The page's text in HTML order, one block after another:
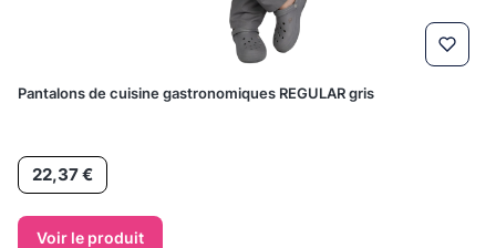
Pantalons de cuisine gastronomiques REGULAR gris
Prix22,37 €
Voir le produit